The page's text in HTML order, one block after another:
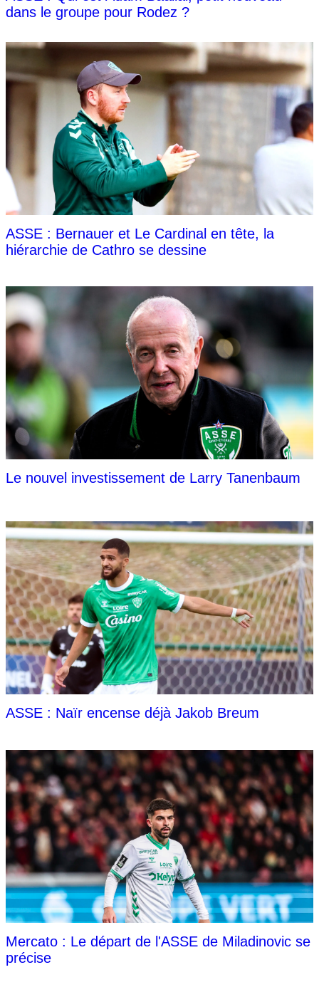
dans le groupe pour Rodez ?
ASSE : Bernauer et Le Cardinal en tête, la
hiérarchie de Cathro se dessine
Le nouvel investissement de Larry Tanenbaum
ASSE : Naïr encense déjà Jakob Breum
Mercato : Le départ de l'ASSE de Miladinovic se
précise